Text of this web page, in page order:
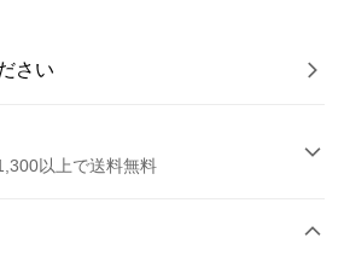
さい
以上で送料無料